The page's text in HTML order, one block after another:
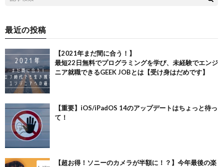
最近の投稿
【2021年まだ間に合う！】
最短22日無料でプログラミングを学び、未経験でエンジ
ニア就職できるGEEK JOBとは【受け身はだめです】
【重要】iOS/iPadOS 14のアップデートはちょっと待っ
て！
【超お得！ソニーのカメラが半額に！？】今年最後の楽